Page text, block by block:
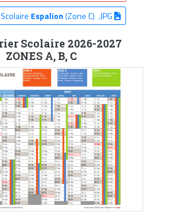
Espalion(Zone C) .JPG
Scolaire 2026-2027
ZONES A, B, C